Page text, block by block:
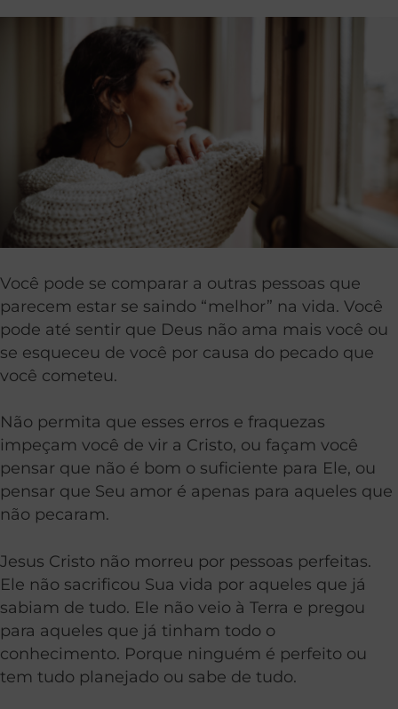
Você pode se comparar a outras pessoas que
parecem estar se saindo “melhor” na vida. Você
pode até sentir que Deus não ama mais você ou
se esqueceu de você por causa do pecado que
você cometeu.
Não permita que esses erros e fraquezas
impeçam você de vir a Cristo, ou façam você
pensar que não é bom o suficiente para Ele, ou
pensar que Seu amor é apenas para aqueles que
não pecaram.
Jesus Cristo não morreu por pessoas perfeitas.
Ele não sacrificou Sua vida por aqueles que já
sabiam de tudo. Ele não veio à Terra e pregou
para aqueles que já tinham todo o
conhecimento. Porque ninguém é perfeito ou
tem tudo planejado ou sabe de tudo.